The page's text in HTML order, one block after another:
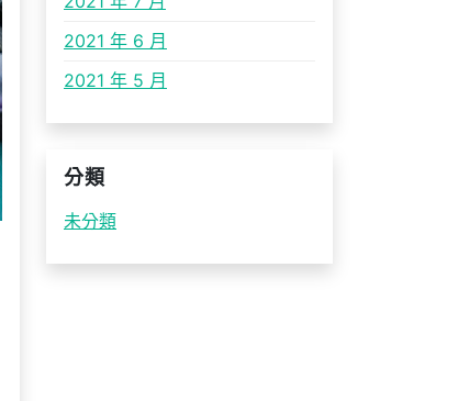
2021 年 6 月
2021 年 5 月
分類
未分類